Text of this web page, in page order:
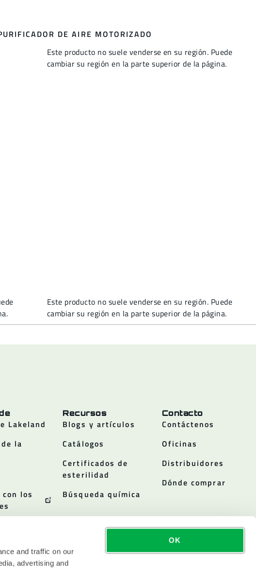
and traffic on our
advertising and
OK
DE AIRE MOTORIZADO
Este producto no suele venderse en su región. Puede
cambiar su región en la parte superior de la página.
Este producto no suele venderse en su región. Puede
cambiar su región en la parte superior de la página.
Lakeland
la
los
Recursos
Blogs y artículos
Catálogos
Certificados de
esterilidad
Búsqueda química
Contacto
Contáctenos
Oficinas
Distribuidores
Dónde comprar